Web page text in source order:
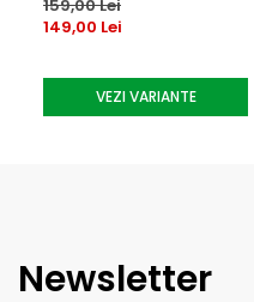
159,00 Lei
149,00 Lei
VEZI VARIANTE
Newsletter